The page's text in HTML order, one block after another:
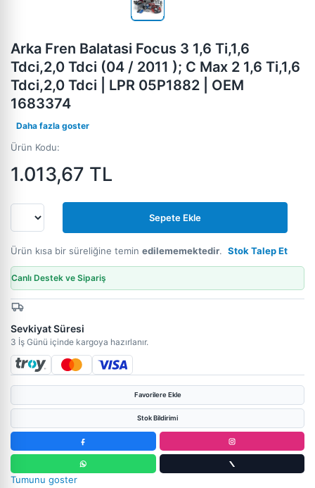
Arka Fren Balatasi Focus 3 1,6 Ti,1,6
Tdci,2,0 Tdci (04 / 2011 ); C Max 2 1,6 Ti,1,6
Tdci,2,0 Tdci | LPR 05P1882 | OEM
1683374
Daha fazla goster
Ürün Kodu:
1.013,67 TL
Sepete Ekle
Ürün kısa bir süreliğine temin edilememektedir. Stok Talep Et
Canlı Destek ve Sipariş
Sevkiyat Süresi
3 İş Günü içinde kargoya hazırlanır.
Favorilere Ekle
Stok Bildirimi
Tumunu goster